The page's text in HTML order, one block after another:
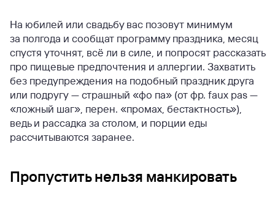
На юбилей или свадьбу вас позовут минимум
за полгода и сообщат программу праздника, месяц
спустя уточнят, всё ли в силе, и попросят рассказать
про пищевые предпочтения и аллергии. Захватить
без предупреждения на подобный праздник друга
или подругу — страшный «фо па» (от фр. faux pas —
«ложный шаг», перен. «промах, бестактность»),
ведь и рассадка за столом, и порции еды
рассчитываются заранее.
Пропустить нельзя манкировать